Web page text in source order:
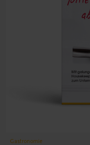
Gastronomie